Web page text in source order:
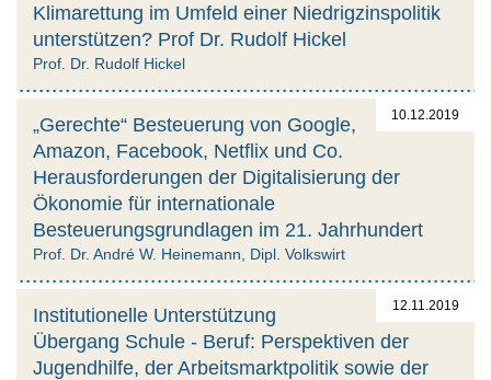
Klimarettung im Umfeld einer Niedrigzinspolitik
unterstützen? Prof Dr. Rudolf Hickel
Prof. Dr. Rudolf Hickel
10.12.2019
„Gerechte“ Besteuerung von Google,
Amazon, Facebook, Netflix und Co.
Herausforderungen der Digitalisierung der
Ökonomie für internationale
Besteuerungsgrundlagen im 21. Jahrhundert
Prof. Dr. André W. Heinemann, Dipl. Volkswirt
12.11.2019
Institutionelle Unterstützung
Übergang Schule - Beruf: Perspektiven der
Jugendhilfe, der Arbeitsmarktpolitik sowie der